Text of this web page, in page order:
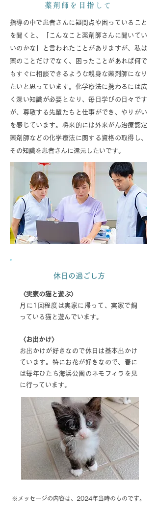
薬剤師を目指して
指導の中で患者さんに疑問点や困っていること
を聞くと、「こんなこと薬剤師さんに聞いてい
いのかな」と言われたことがありますが、私は
薬のことだけでなく、困ったことがあれば何で
もすぐに相談できるような親身な薬剤師になり
たいと思っています。化学療法に携わるには広
く深い知識が必要となり、毎日学びの日々です
が、尊敬する先輩たちと仕事ができ、やりがい
を感じています。将来的には外来がん治療認定
薬剤師などの化学療法に関する資格の取得し、
その知識を患者さんに還元したいです。
休日の過ごし方
〈実家の猫と遊ぶ〉
月に1回程度は実家に帰って、実家で飼
っている猫と遊んでいます。
〈お出かけ〉
お出かけが好きなので休日は基本出かけ
ています。特にお花が好きなので、春に
は毎年ひたち海浜公園のネモフィラを見
に行っています。
※メッセージの内容は、2024年当時のものです。